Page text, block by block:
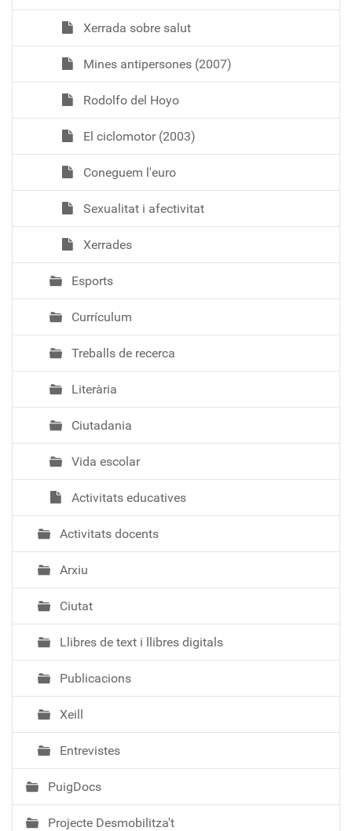
Xerrada sobre salut
Mines antipersones (2007)
Rodolfo del Hoyo
El ciclomotor (2003)
Coneguem l'euro
Sexualitat i afectivitat
Xerrades
Esports
Currículum
Treballs de recerca
Literària
Ciutadania
Vida escolar
Activitats educatives
Activitats docents
Arxiu
Ciutat
Llibres de text i llibres digitals
Publicacions
Xeill
Entrevistes
PuigDocs
Projecte Desmobilitza't